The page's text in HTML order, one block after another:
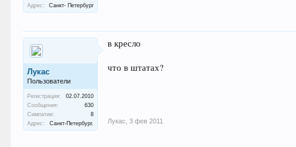
Адрес:
Санкт- Петербург
Лукас
Пользователи
Регистрация:
02.07.2010
Сообщения:
630
Симпатии:
8
Адрес:
Санкт-Петербург.
в кресло
что в штатах?
Лукас
3 фев 2011